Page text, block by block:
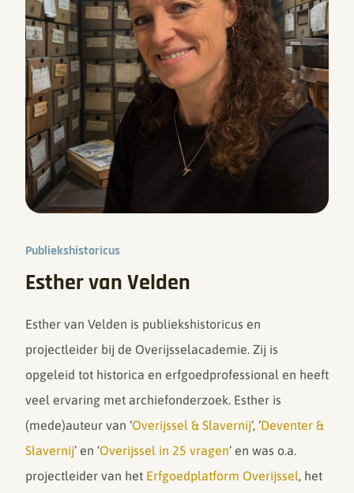
Publiekshistoricus
Esther van Velden
Esther van Velden is publiekshistoricus en
projectleider bij de Overijsselacademie. Zij is
opgeleid tot historica en erfgoedprofessional en heeft
veel ervaring met archiefonderzoek. Esther is
(mede)auteur van ‘Overijssel & Slavernij’, ‘Deventer &
Slavernij’ en ‘Overijssel in 25 vragen’ en was o.a.
projectleider van het Erfgoedplatform Overijssel, het